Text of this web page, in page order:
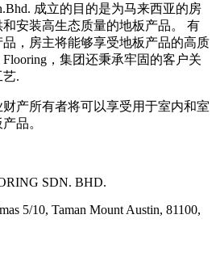
成立的目的是为马来西亚的房
安装高生态质量的地板产品。 有
，房主将能够享受地板产品的高质
Flooring，集团还秉承牢固的客户关
.
产所有者将可以享受用于室内和室
品。
SDN. BHD.
5/10, Taman Mount Austin, 81100,